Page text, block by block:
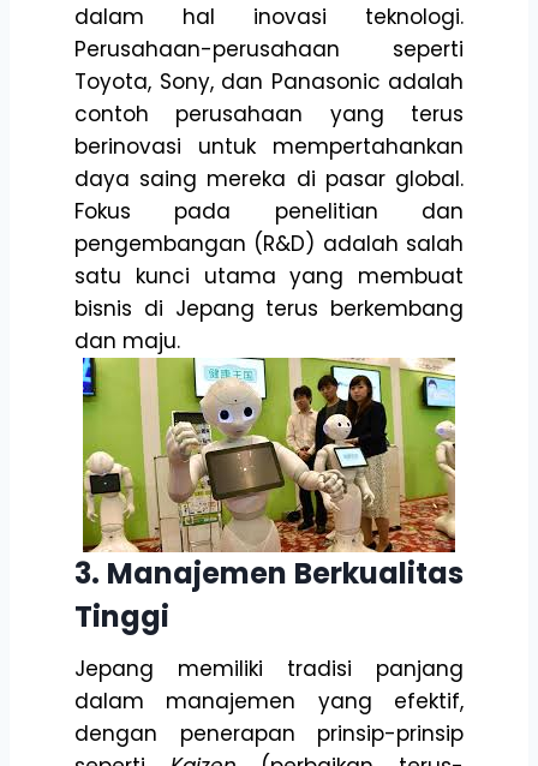
dalam hal inovasi teknologi.
Perusahaan-perusahaan seperti
Toyota, Sony, dan Panasonic adalah
contoh perusahaan yang terus
berinovasi untuk mempertahankan
daya saing mereka di pasar global.
Fokus pada penelitian dan
pengembangan (R&D) adalah salah
satu kunci utama yang membuat
bisnis di Jepang terus berkembang
dan maju.
3. Manajemen Berkualitas
Tinggi
Jepang memiliki tradisi panjang
dalam manajemen yang efektif,
dengan penerapan prinsip-prinsip